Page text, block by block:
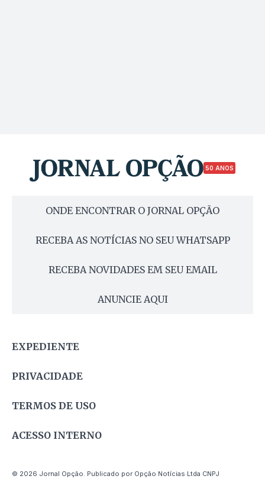
50 ANOS
ONDE ENCONTRAR O JORNAL OPÇÃO
RECEBA AS NOTÍCIAS NO SEU WHATSAPP
RECEBA NOVIDADES EM SEU EMAIL
ANUNCIE AQUI
EXPEDIENTE
PRIVACIDADE
TERMOS DE USO
ACESSO INTERNO
© 2026 Jornal Opção. Publicado por Opção Notícias Ltda CNPJ